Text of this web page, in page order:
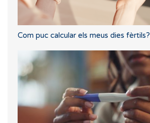
Com puc calcular els meus dies fèrtils?